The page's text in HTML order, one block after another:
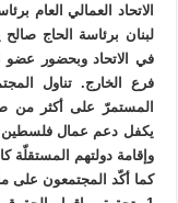
الاتحاد العمالي العام
لبنان برئاسة الحاج
في الاتحاد وبحضور عضو
فرع الخارج. تناول
المستمرّ على أكثر من
يكفل دعم عمال فلسطين
وإقامة دولتهم المستقلّة
كما أكّد المجتمعون على